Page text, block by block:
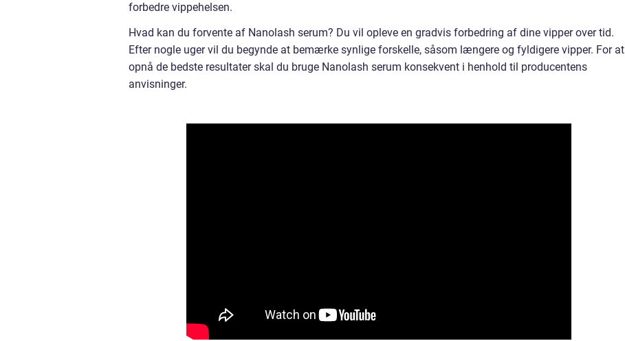
forbedre vippehelsen.
Hvad kan du forvente af Nanolash serum? Du vil opleve en gradvis forbedring af dine vipper over tid.
Efter nogle uger vil du begynde at bemærke synlige forskelle, såsom længere og fyldigere vipper. For at
opnå de bedste resultater skal du bruge Nanolash serum konsekvent i henhold til producentens
anvisninger.